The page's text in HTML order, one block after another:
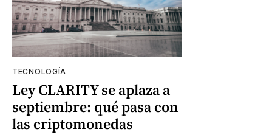
TECNOLOGÍA
Ley CLARITY se aplaza a
septiembre: qué pasa con
las criptomonedas